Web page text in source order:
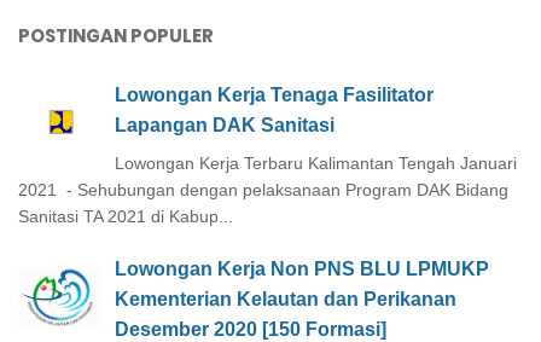
POSTINGAN POPULER
Lowongan Kerja Tenaga Fasilitator
Lapangan DAK Sanitasi
Lowongan Kerja Terbaru Kalimantan Tengah Januari
2021 - Sehubungan dengan pelaksanaan Program DAK Bidang
Sanitasi TA 2021 di Kabup...
Lowongan Kerja Non PNS BLU LPMUKP
Kementerian Kelautan dan Perikanan
Desember 2020 [150 Formasi]